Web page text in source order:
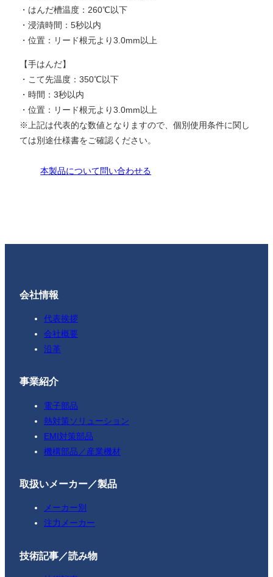
・はんだ槽温度：260℃以下
・浸漬時間：5秒以内
・位置：リード根元より3.0mm以上
【手はんだ】
・こて先温度：350℃以下
・時間：3秒以内
・位置：リード根元より3.0mm以上
※上記は代表的な数値となりますので、個別使用条件に関し
ては別途仕様書をご確認ください。
本製品について問い合わせる
会社情報
代表挨拶
会社概要
沿革
事業紹介
電子部品
熱対策ソリューション
EMI対策部品
機構部品／産業機材
取扱いメーカー／製品
メーカー別
注力メーカー
技術記事／読み物